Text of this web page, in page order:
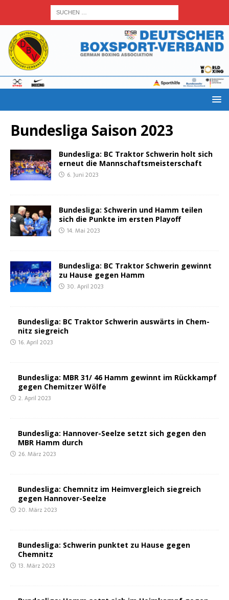
Bundesliga Saison 2023
Bun­des­li­ga: BC Trak­tor Schwe­rin holt sich
erneut die Mannschaftsmeisterschaft
6. Juni 2023
Bun­des­li­ga: Schwe­rin und Hamm tei­len
sich die Punk­te im ers­ten Playoff
14. Mai 2023
Bun­des­li­ga: BC Trak­tor Schwe­rin gewinnt
zu Hau­se gegen Hamm
30. April 2023
Bun­des­li­ga: BC Trak­tor Schwe­rin aus­wärts in Chem­
nitz siegreich
16. April 2023
Bun­des­li­ga: MBR 31/ 46 Hamm gewinnt im Rück­kampf
gegen Chemit­zer Wölfe
2. April 2023
Bun­des­li­ga: Han­no­ver-Seel­ze setzt sich gegen den
MBR Hamm durch
26. März 2023
Bun­des­li­ga: Chem­nitz im Heim­ver­gleich sieg­reich
gegen Hannover-Seelze
20. März 2023
Bun­des­li­ga: Schwe­rin punk­tet zu Hau­se gegen
Chemnitz
13. März 2023